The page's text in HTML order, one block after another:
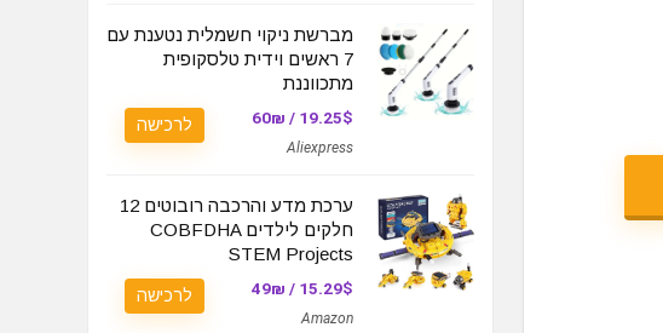
מברשת ניקוי חשמלית נטענת עם
7 ראשים וידית טלסקופית
מתכווננת
19.25$ / 60₪
Aliexpress
לרכישה
ערכת מדע והרכבה רובוטים 12
חלקים לילדים COBFDHA
STEM Projects
15.29$ / 49₪
Amazon
לרכישה